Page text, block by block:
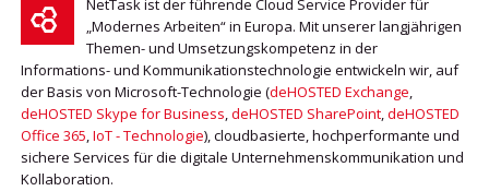
NetTask ist der führende Cloud Service Provider für
„Modernes Arbeiten“ in Europa. Mit unserer langjährigen
Themen- und Umsetzungskompetenz in der
Informations- und Kommunikationstechnologie entwickeln wir, auf
der Basis von Microsoft-Technologie (deHOSTED Exchange,
deHOSTED Skype for Business,deHOSTED SharePoint,deHOSTED
Office 365,IoT - Technologie), cloudbasierte, hochperformante und
sichere Services für die digitale Unternehmenskommunikation und
Kollaboration.